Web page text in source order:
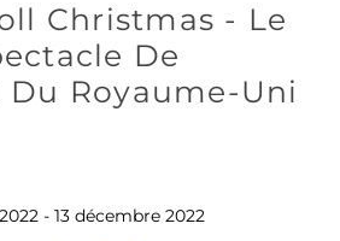
Christmas - Le
De
Du Royaume-Uni
- 13 décembre 2022